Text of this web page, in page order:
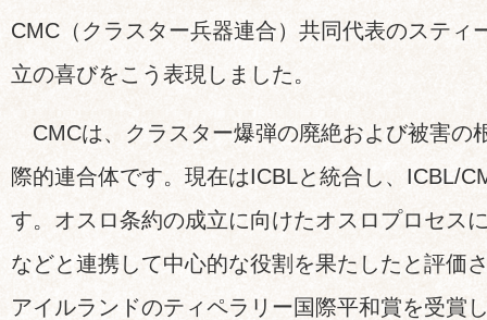
CMC（クラスター兵器連合）共同代表のスティ
立の喜びをこう表現しました。
CMCは、クラスター爆弾の廃絶および被害の
際的連合体です。現在はICBLと統合し、ICBL/
す。オスロ条約の成立に向けたオスロプロセス
などと連携して中心的な役割を果たしたと評価
アイルランドのティペラリー国際平和賞を受賞